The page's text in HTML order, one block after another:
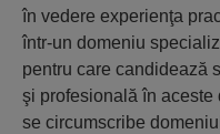
în vedere experienţa
într-un domeniu
pentru care candidează
şi profesională în
se circumscribe